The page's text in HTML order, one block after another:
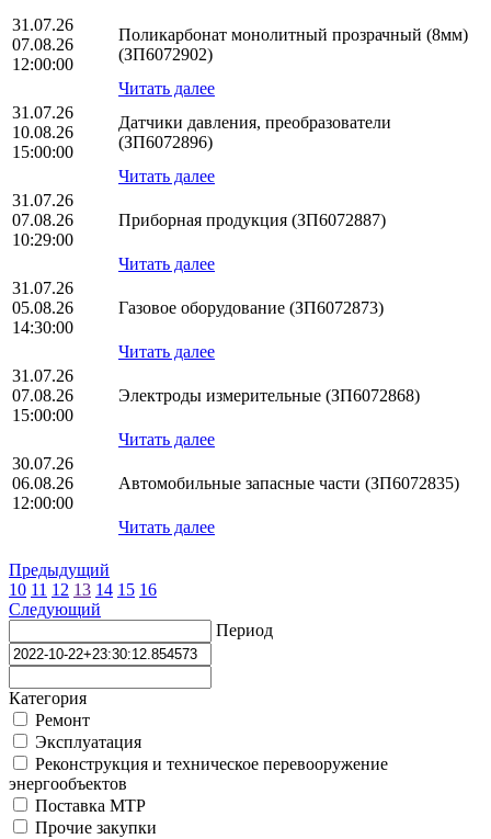
31.07.26
07.08.26
12:00:00
Поликарбонат монолитный прозрачный (8мм)
(ЗП6072902)
Читать далее
31.07.26
10.08.26
15:00:00
Датчики давления, преобразователи
(ЗП6072896)
Читать далее
31.07.26
07.08.26
10:29:00
Приборная продукция (ЗП6072887)
Читать далее
31.07.26
05.08.26
14:30:00
Газовое оборудование (ЗП6072873)
Читать далее
31.07.26
07.08.26
15:00:00
Электроды измерительные (ЗП6072868)
Читать далее
30.07.26
06.08.26
12:00:00
Автомобильные запасные части (ЗП6072835)
Читать далее
Предыдущий
10 11 12 13 14 15 16
Следующий
Период
Категория
Ремонт
Эксплуатация
Реконструкция и техническое перевооружение
энергообъектов
Поставка МТР
Прочие закупки